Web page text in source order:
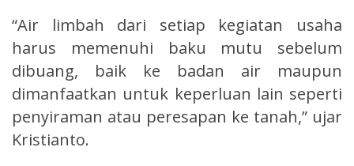
“Air limbah dari setiap kegiatan usaha
harus memenuhi baku mutu sebelum
dibuang, baik ke badan air maupun
dimanfaatkan untuk keperluan lain seperti
penyiraman atau peresapan ke tanah,” ujar
Kristianto.